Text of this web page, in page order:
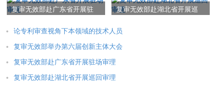
复审无效部赴广东省开展驻
复审无效部赴湖北省开展巡
论专利审查视角下本领域的技术人员
复审无效部举办第六届创新主体大会
复审无效部赴广东省开展驻场审理
复审无效部赴湖北省开展巡回审理